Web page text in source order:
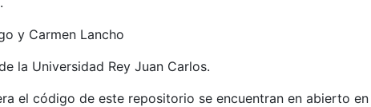
y Carmen Lancho
la Universidad Rey Juan Carlos.
el código de este repositorio se encuentran en abierto en